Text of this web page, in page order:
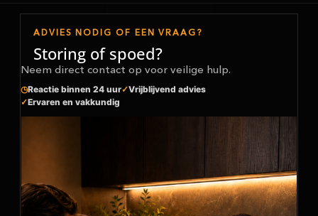
ADVIES NODIG OF EEN VRAAG?
Storing of spoed?
Neem direct contact op voor veilige hulp.
Reactie binnen 24 uur
Vrijblijvend advies
Ervaren en vakkundig